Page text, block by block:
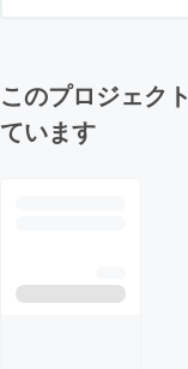
このプロジェク
ています